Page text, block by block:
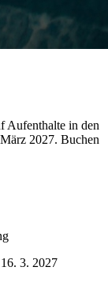
Aufenthalte in den
2027. Buchen
3. 2027